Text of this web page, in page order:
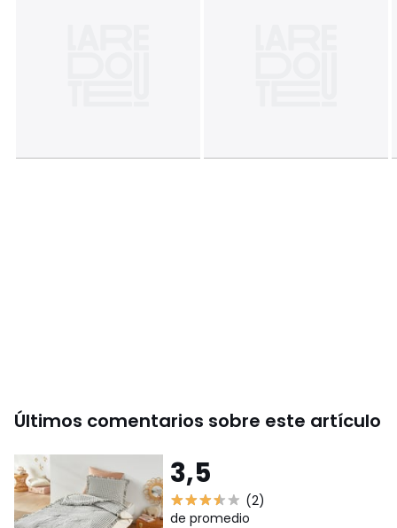
Últimos comentarios sobre este artículo
3,5
(2)
de promedio